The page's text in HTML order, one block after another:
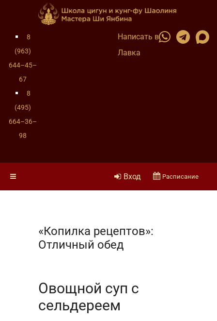
8
(963)
644–45–
67
8
(495)
664–36–
98
Написать в
Лавка
Вход Расписание
«Копилка рецептов»:
Отличный обед
Овощной суп с
сельдереем